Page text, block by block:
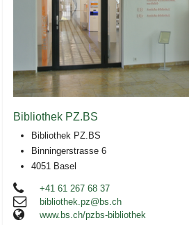
Bibliothek PZ.BS
Bibliothek PZ.BS
Binningerstrasse 6
4051 Basel
+41 61 267 68 37
bibliothek.pz@bs.ch
www.bs.ch/pzbs-bibliothek